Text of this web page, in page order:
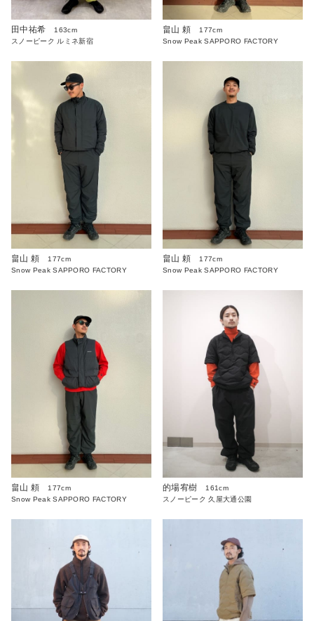
田中祐希
163cm
スノーピーク ルミネ新宿
畠山 頼
177cm
Snow Peak SAPPORO FACTORY
畠山 頼
177cm
Snow Peak SAPPORO FACTORY
畠山 頼
177cm
Snow Peak SAPPORO FACTORY
畠山 頼
177cm
Snow Peak SAPPORO FACTORY
的場宥樹
161cm
スノーピーク 久屋大通公園